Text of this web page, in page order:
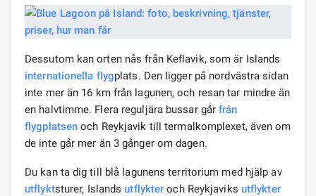
Dessutom kan orten nås från Keflavik, som är Islands
internationella flygplats. Den ligger på nordvästra sidan
inte mer än 16 km från lagunen, och resan tar mindre än
en halvtimme. Flera reguljära bussar gårfrån
flygplatsen och Reykjavik till termalkomplexet, även om
de inte går mer än 3 gånger om dagen.
Du kan ta dig till blå lagunens territorium med hjälp av
utflyktsturer, Islandsutflykter och Reykjaviks utflykter